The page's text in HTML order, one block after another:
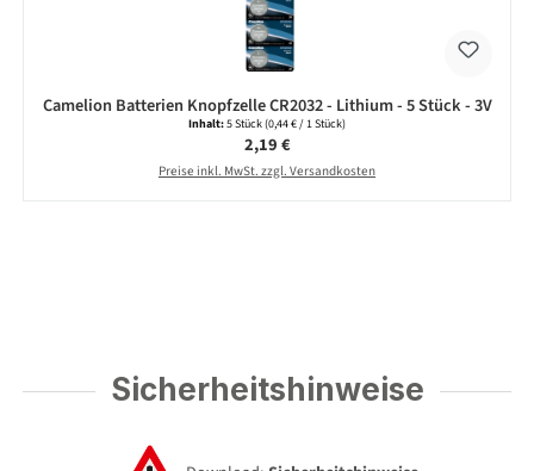
Camelion Batterien Knopfzelle CR2032 - Lithium - 5 Stück - 3V
Inhalt:5 Stück(0,44 € / 1 Stück)
Regulärer Preis:
2,19 €
Preise inkl. MwSt. zzgl. Versandkosten
Sicherheitshinweise